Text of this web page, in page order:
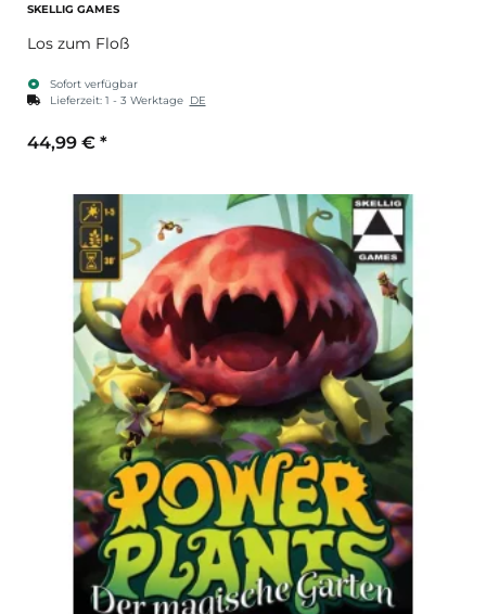
SKELLIG GAMES
Los zum Floß
Sofort verfügbar
Lieferzeit: 1 - 3 Werktage DE
44,99 € *